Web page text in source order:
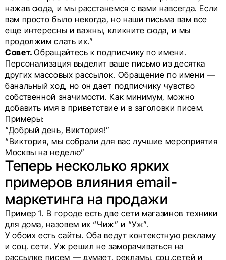
нажав сюда, и мы расстанемся с вами навсегда. Если
вам просто было некогда, но наши письма вам все
еще интересны и важны, кликните сюда, и мы
продолжим слать их.”
Совет.Обращайтесь к подписчику по имени.
Персонализация выделит ваше письмо из десятка
других массовых рассылок. Обращение по имени —
банальный ход, но он дает подписчику чувство
собственной значимости. Как минимум, можно
добавить имя в приветствие и в заголовки писем.
Примеры:
“Добрый день, Виктория!”
“Виктория, мы собрали для вас лучшие мероприятия
Москвы на неделю”
Теперь несколько ярких
примеров влияния email-
маркетинга на продажи
Пример 1. В городе есть две cети магазинов техники
для дома, назовем их “Чиж” и “Уж”.
У обоих есть сайты. Оба ведут контекстную рекламу
и соц. сети. Уж решил не заморачиваться на
рассылке писем — думает, рекламы, соц.сетей и